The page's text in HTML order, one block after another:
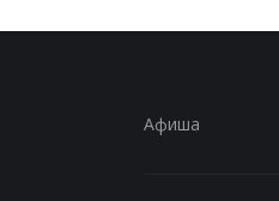
Афиша